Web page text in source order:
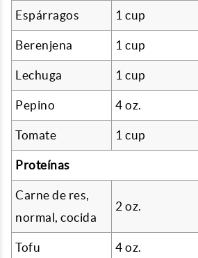
Espárragos 1 cup
Berenjena 1 cup
Lechuga 1 cup
Pepino 4 oz.
Tomate 1 cup
Proteínas
Carne de res,
normal, cocida
2 oz.
Tofu 4 oz.